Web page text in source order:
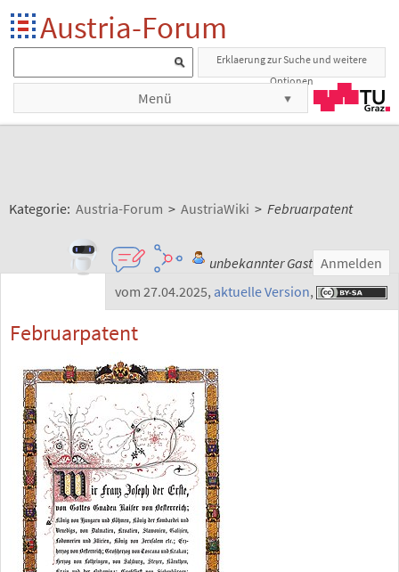
Austria-Forum
Erklaerung zur Suche und weitere
Optionen
Menü
Kategorie: Austria-Forum > AustriaWiki > Februarpatent
unbekannter Gast Anmelden
vom 27.04.2025, aktuelle Version,
Februarpatent